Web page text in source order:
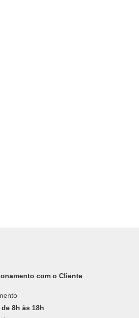
com o Cliente
8h às 18h